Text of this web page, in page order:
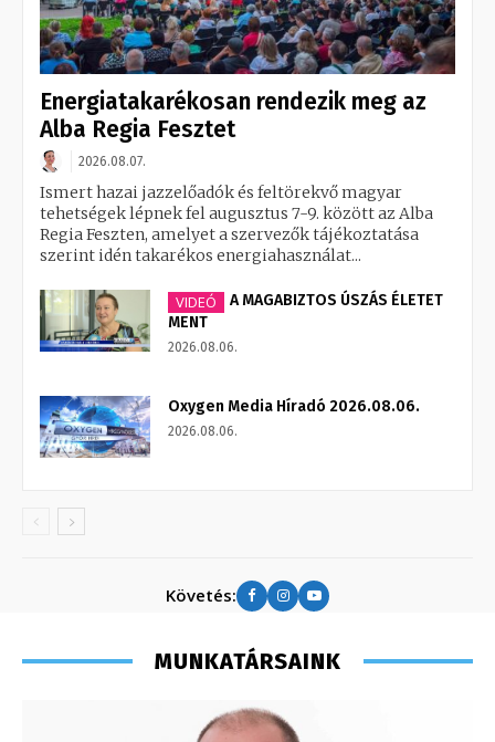
Energiatakarékosan rendezik meg az
Alba Regia Fesztet
2026.08.07.
Ismert hazai jazzelőadók és feltörekvő magyar
tehetségek lépnek fel augusztus 7-9. között az Alba
Regia Feszten, amelyet a szervezők tájékoztatása
szerint idén takarékos energiahasználat...
VIDEÓ
A MAGABIZTOS ÚSZÁS ÉLETET
MENT
2026.08.06.
Oxygen Media Híradó 2026.08.06.
2026.08.06.
Követés:
MUNKATÁRSAINK